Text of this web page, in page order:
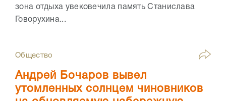
зона отдыха увековечила память Станислава
Говорухина...
Общество
Андрей Бочаров вывел
утомленных солнцем чиновников